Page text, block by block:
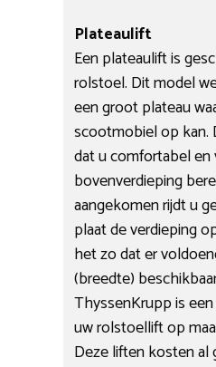
Plateaulift
Een plateaulift is
rolstoel. Dit model
een groot plateau
scootmobiel op
dat u comfortabel en
bovenverdieping
aangekomen rijdt u
plaat de verdieping
het zo dat er
(breedte)
ThyssenKrupp is
uw rolstoellift op
Deze liften kosten al